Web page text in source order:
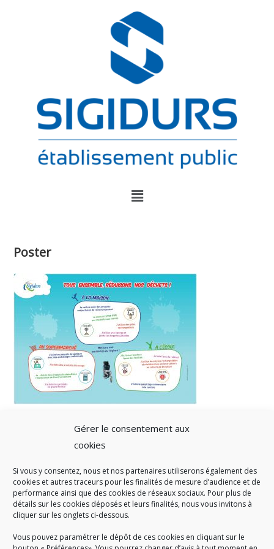
Gérer le consentement aux
cookies
Si vous y consentez, nous et nos partenaires utiliserons également des
cookies et autres traceurs pour les finalités de mesure d’audience et de
performance ainsi que des cookies de réseaux sociaux. Pour plus de
détails sur les cookies déposés et leurs finalités, nous vous invitons à
cliquer sur les onglets ci-dessous.
Vous pouvez paramétrer le dépôt de ces cookies en cliquant sur le
Poster
A SAVOIR
Créé en 1978, le Sigidurs est un établissement public quiexerce
des missions de service public : la prévention, la collecte et la
valorisation des déchets ménagers et assimilés produits par son
territoire.